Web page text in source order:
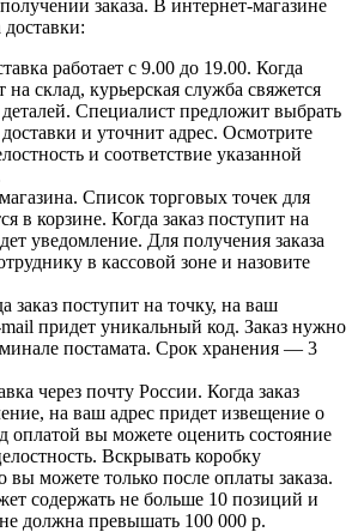
заказа. В интернет-магазине
работает с 9.00 до 19.00. Когда
на склад, курьерская служба свяжется
Специалист предложит выбрать
и уточнит адрес. Осмотрите
и соответствие указанной
Список торговых точек для
в корзине. Когда заказ поступит на
уведомление. Для получения заказа
в кассовой зоне и назовите
заказ поступит на точку, на ваш
придет уникальный код. Заказ нужно
постамата. Срок хранения — 3
через почту России. Когда заказ
на ваш адрес придет извещение о
оплатой вы можете оценить состояние
Вскрывать коробку
вы можете только после оплаты заказа.
содержать не больше 10 позиций и
должна превышать 100 000 р.